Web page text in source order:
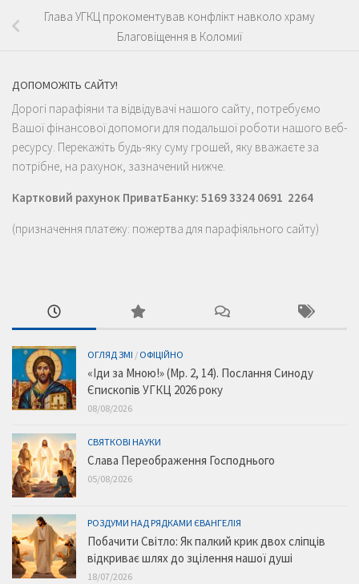
Глава УГКЦ прокоментував конфлікт навколо храму
Благовіщення в Коломиї
ДОПОМОЖІТЬ САЙТУ!
Дорогі парафіяни та відвідувачі нашого сайту, потребуємо
Вашої фінансової допомоги для подальшої роботи нашого веб-
ресурсу. Перекажіть будь-яку суму грошей, яку вважаєте за
потрібне, на рахунок, зазначений нижче.
Картковий рахунок ПриватБанку: 5169 3324 0691 2264
(призначення платежу: пожертва для парафіяльного сайту)
ОГЛЯД ЗМІ / ОФІЦІЙНО
«Іди за Мною!» (Мр. 2, 14). Послання Синоду
Єпископів УГКЦ 2026 року
08/08/2026
СВЯТКОВІ НАУКИ
Слава Переображення Господнього
05/08/2026
РОЗДУМИ НАД РЯДКАМИ ЄВАНГЕЛІЯ
Побачити Світло: Як палкий крик двох сліпців
відкриває шлях до зцілення нашої душі
18/07/2026